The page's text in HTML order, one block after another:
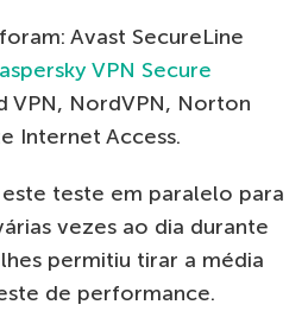
Avast SecureLine
VPN Secure
VPN, NordVPN, Norton
Internet Access.
este teste em paralelo para
vezes ao dia durante
permitiu tirar a média
de performance.